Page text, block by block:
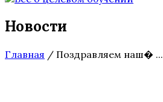
Новости
Главная / Поздравляем наш� ...